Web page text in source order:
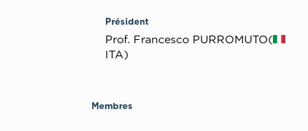
Président
Prof. Francesco PURROMUTO(
ITA)
Membres